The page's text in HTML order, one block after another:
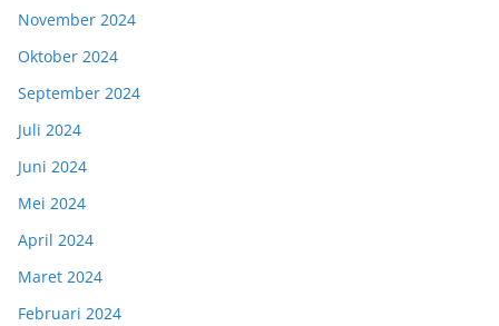
November 2024
Oktober 2024
September 2024
Juli 2024
Juni 2024
Mei 2024
April 2024
Maret 2024
Februari 2024